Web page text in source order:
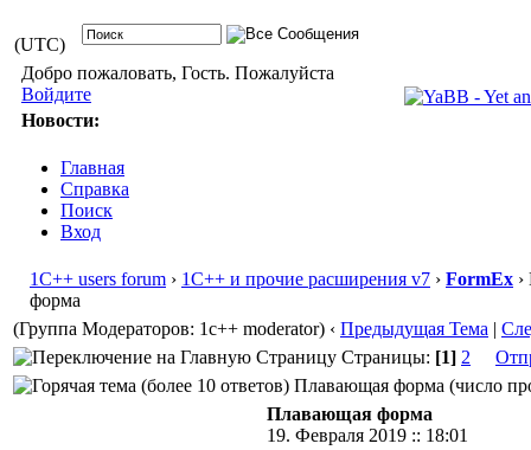
(UTC)
Добро пожаловать, Гость. Пожалуйста
Войдите
Новости:
Главная
Справка
Поиск
Вход
1С++ users forum › 1С++ и прочие расширения v7 › FormEx
форма
(Группа Модераторов: 1c++ moderator) ‹ Предыдущая Тема |
Страницы: [1] 2
Плавающая форма (число
Плавающая форма
19. Февраля 2019 :: 18:01